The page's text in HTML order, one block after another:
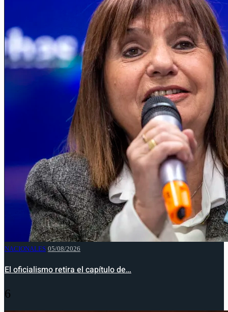
NACIONALES 05/08/2026
El oficialismo retira el capítulo de…
6